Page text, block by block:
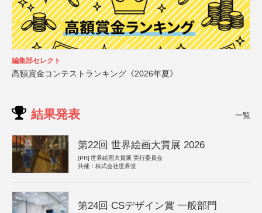
編集部セレクト
高額賞金コンテストランキング《2026年夏》
結果発表 一覧
第22回 世界絵画大賞展 2026
[PR] 世界絵画大賞展 実行委員会
共催：株式会社世界堂
第24回 CSデザイン賞 一般部門